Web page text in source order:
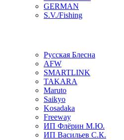
GERMAN
S.V./Fishing
Русская Блесна
AFW
SMARTLINK
TAKARA
Maruto
Saikyo
Kosadaka
Freeway
ИП Флёрин М.Ю.
ИП Васильев С.К.